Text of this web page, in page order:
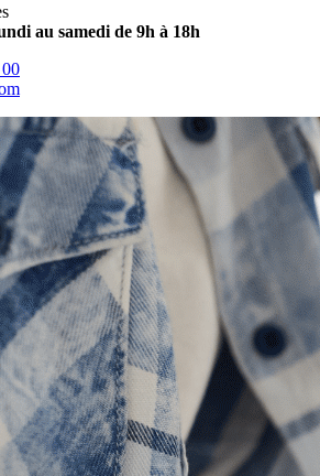
au samedi de 9h à 18h